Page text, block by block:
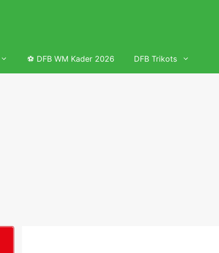
&
⚽ DFB WM Kader 2026 DFB Trikots